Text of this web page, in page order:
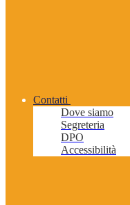
Contatti
Dove siamo
Segreteria
DPO
Accessibilità